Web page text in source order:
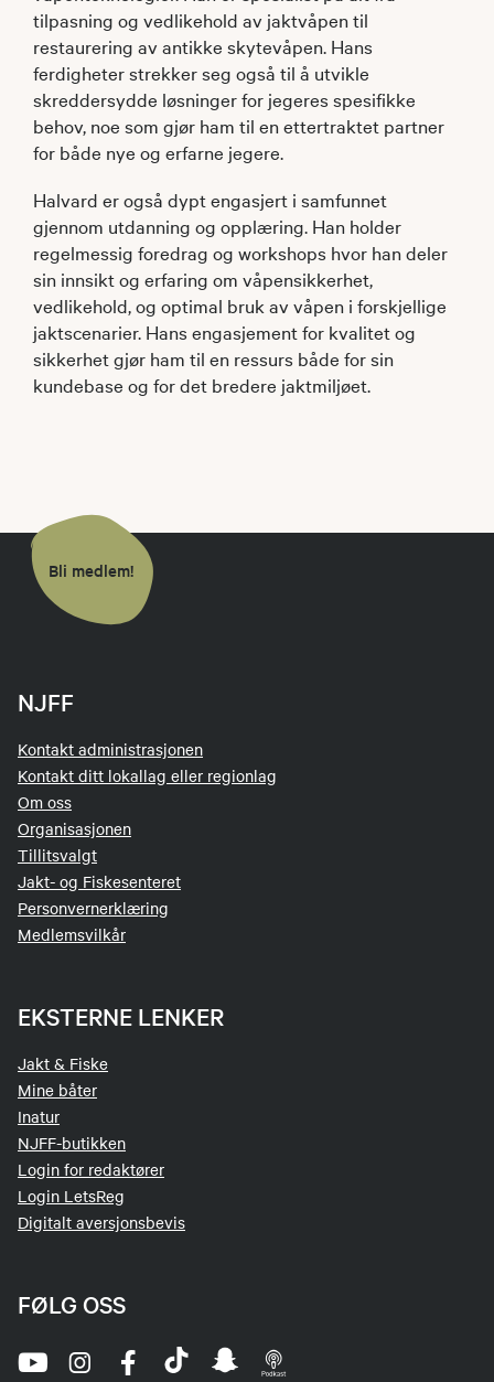
tilpasning og vedlikehold av jaktvåpen til
restaurering av antikke skytevåpen. Hans
ferdigheter strekker seg også til å utvikle
skreddersydde løsninger for jegeres spesifikke
behov, noe som gjør ham til en ettertraktet partner
for både nye og erfarne jegere.
Halvard er også dypt engasjert i samfunnet
gjennom utdanning og opplæring. Han holder
regelmessig foredrag og workshops hvor han deler
sin innsikt og erfaring om våpensikkerhet,
vedlikehold, og optimal bruk av våpen i forskjellige
jaktscenarier. Hans engasjement for kvalitet og
sikkerhet gjør ham til en ressurs både for sin
kundebase og for det bredere jaktmiljøet.
Bli medlem!
NJFF
Kontakt administrasjonen
Kontakt ditt lokallag eller regionlag
Om oss
Organisasjonen
Tillitsvalgt
Jakt- og Fiskesenteret
Personvernerklæring
Medlemsvilkår
EKSTERNE LENKER
Jakt & Fiske
Mine båter
Inatur
NJFF-butikken
Login for redaktører
Login LetsReg
Digitalt aversjonsbevis
FØLG OSS